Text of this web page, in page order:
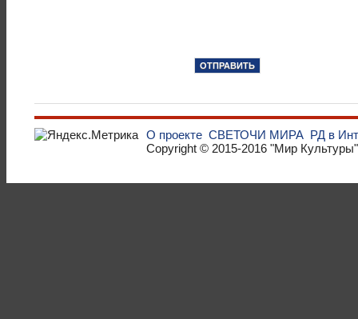
О проекте СВЕТОЧИ МИРА РД в
Copyright © 2015-2016 "Мир Культуры"